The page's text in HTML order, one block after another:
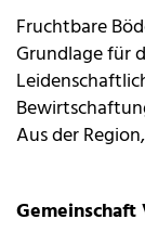
Fruchtbare
Grundlage für
Aus der